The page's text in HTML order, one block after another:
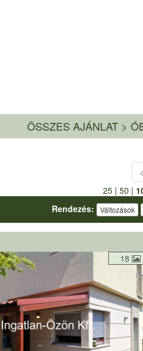
ÖSSZES AJÁNLAT>
<
25| 50 |
Rendezés:
Változások
18